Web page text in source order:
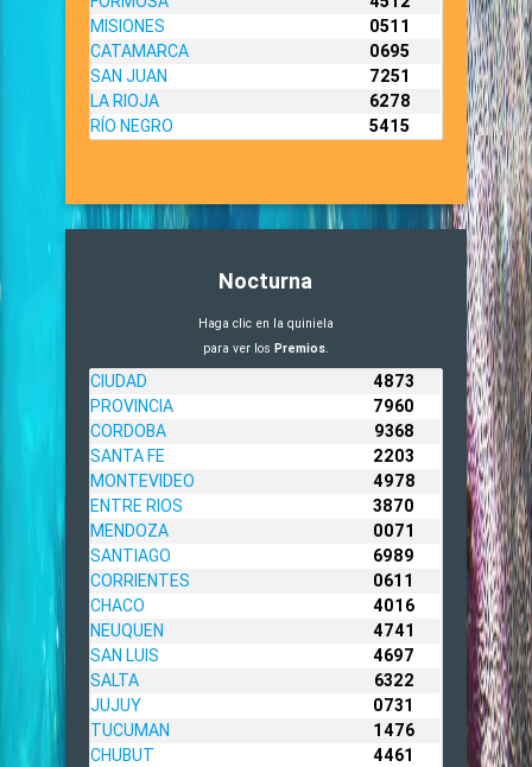
MISIONES
0511
CATAMARCA
0695
SAN JUAN
7251
LA RIOJA
6278
RÍO NEGRO
5415
Nocturna
Haga clic en la quiniela
para ver los Premios.
CIUDAD
4873
PROVINCIA
7960
CORDOBA
9368
SANTA FE
2203
MONTEVIDEO
4978
ENTRE RIOS
3870
MENDOZA
0071
SANTIAGO
6989
CORRIENTES
0611
CHACO
4016
NEUQUEN
4741
SAN LUIS
4697
SALTA
6322
JUJUY
0731
TUCUMAN
1476
CHUBUT
4461